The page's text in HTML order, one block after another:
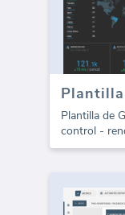
Plantilla de
control -